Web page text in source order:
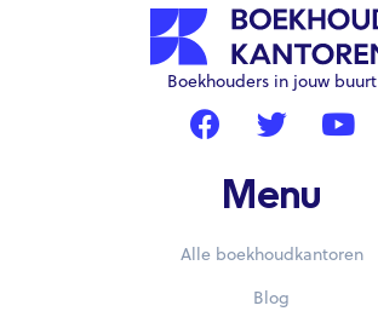
Boekhouders in jouw buurt
Menu
Alle boekhoudkantoren
Blog